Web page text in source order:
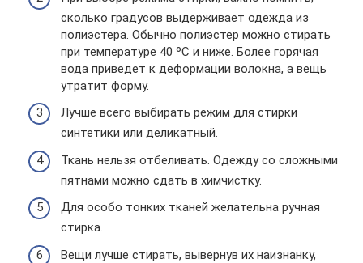
сколько градусов выдерживает одежда из
полиэстера. Обычно полиэстер можно стирать
при температуре 40 ᵒС и ниже. Более горячая
вода приведет к деформации волокна, а вещь
утратит форму.
Лучше всего выбирать режим для стирки
синтетики или деликатный.
Ткань нельзя отбеливать. Одежду со сложными
пятнами можно сдать в химчистку.
Для особо тонких тканей желательна ручная
стирка.
Вещи лучше стирать, вывернув их наизнанку,